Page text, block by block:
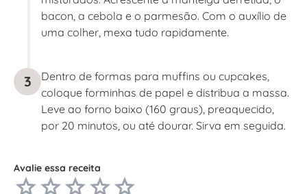
bacon, a cebola e o parmesão. Com o auxílio de
uma colher, mexa tudo rapidamente.
3
Dentro de formas para muffins ou cupcakes,
coloque forminhas de papel e distribua a massa.
Leve ao forno baixo (160 graus), preaquecido,
por 20 minutos, ou até dourar. Sirva em seguida.
Avalie essa receita